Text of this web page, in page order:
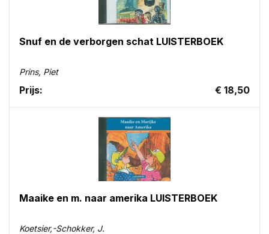
Snuf en de verborgen schat LUISTERBOEK
Prins, Piet
Prijs: € 18,50
Maaike en m. naar amerika LUISTERBOEK
Koetsier,-Schokker, J.